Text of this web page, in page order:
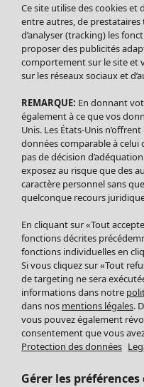
Soldes Vêtements
Tous les vêtements
Robes
Tuniques
Blouses
Tops
Gilets
Pantalon
Jupes
Leggings et collants
Accessoires
Chaussures
Vêtements de bain
Basics
Soldes Mobilier
Bonnes affaires déco
Décoration
Textiles
Tapis
Éponge
Ce site utilise des cookies et
entre autres, de
d’analyser (tracking) les
proposer des publicités
comportement sur le site et
sur les réseaux sociaux et
REMARQUE: En donnant
également à ce que vos
Unis. Les États-Unis
données comparable à celui
pas de décision
exposez au risque que des
caractère personnel sans
quelconque recours
En cliquant sur «Tout
fonctions décrites
fonctions individuelles en
Si vous cliquez sur «Tout
de targeting ne sera
informations dans notre
dans nos mentions légales.
vous pouvez également
consentement que vous
Protection des données
Gérer les